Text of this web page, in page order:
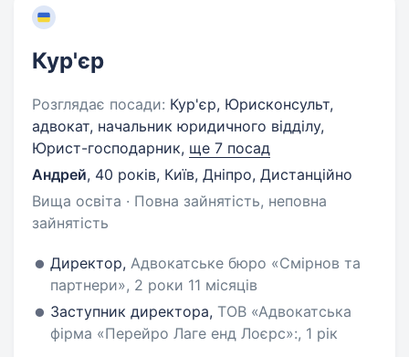
Кур'єр
Розглядає посади: Кур'єр, Юрисконсульт,
адвокат, начальник юридичного відділу,
Юрист-господарник, ще 7 посад
Андрей, 40 років, Київ, Дніпро, Дистанційно
Вища освіта · Повна зайнятість, неповна
зайнятість
Директор, Адвокатське бюро «Смірнов та
партнери», 2 роки 11 місяців
Заступник директора, ТОВ «Адвокатська
фірма «Перейро Лаге енд Лоєрс»:, 1 рік